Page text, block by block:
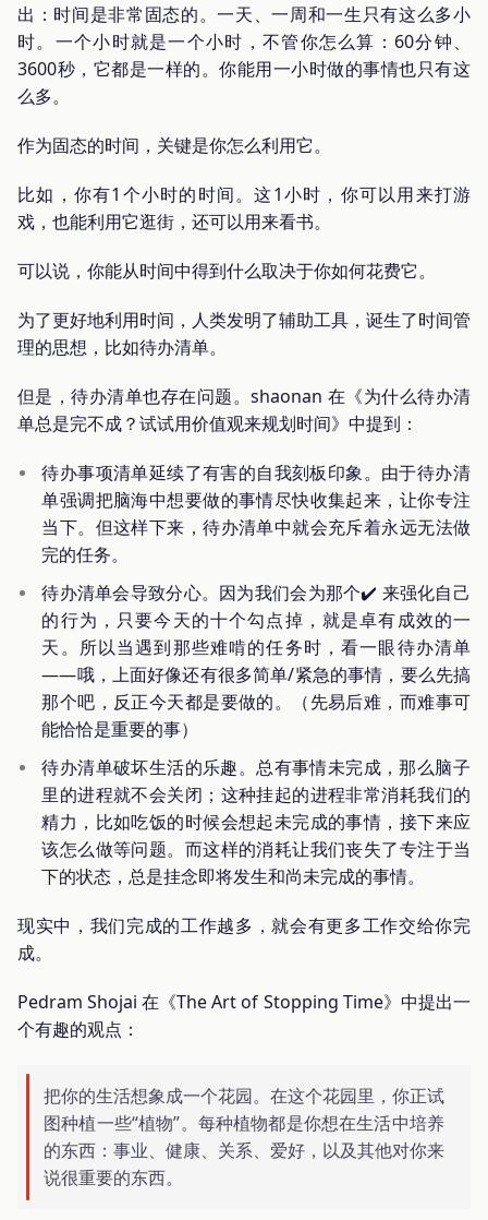
出：时间是非常固态的。一天、一周和一生只有这么多小
时。一个小时就是一个小时，不管你怎么算：60分钟、
3600秒，它都是一样的。你能用一小时做的事情也只有这
么多。
作为固态的时间，关键是你怎么利用它。
比如，你有1个小时的时间。这1小时，你可以用来打游
戏，也能利用它逛街，还可以用来看书。
可以说，你能从时间中得到什么取决于你如何花费它。
为了更好地利用时间，人类发明了辅助工具，诞生了时间管
理的思想，比如待办清单。
但是，待办清单也存在问题。shaonan 在《为什么待办清
单总是完不成？试试用价值观来规划时间》中提到：
待办事项清单延续了有害的自我刻板印象。由于待办清
单强调把脑海中想要做的事情尽快收集起来，让你专注
当下。但这样下来，待办清单中就会充斥着永远无法做
完的任务。
待办清单会导致分心。因为我们会为那个✔️ 来强化自己
的行为，只要今天的十个勾点掉，就是卓有成效的一
天。所以当遇到那些难啃的任务时，看一眼待办清单
——哦，上面好像还有很多简单/紧急的事情，要么先搞
那个吧，反正今天都是要做的。（先易后难，而难事可
能恰恰是重要的事）
待办清单破坏生活的乐趣。总有事情未完成，那么脑子
里的进程就不会关闭；这种挂起的进程非常消耗我们的
精力，比如吃饭的时候会想起未完成的事情，接下来应
该怎么做等问题。而这样的消耗让我们丧失了专注于当
下的状态，总是挂念即将发生和尚未完成的事情。
现实中，我们完成的工作越多，就会有更多工作交给你完
成。
Pedram Shojai 在《The Art of Stopping Time》中提出一
个有趣的观点：
把你的生活想象成一个花园。在这个花园里，你正试
图种植一些“植物”。每种植物都是你想在生活中培养
的东西：事业、健康、关系、爱好，以及其他对你来
说很重要的东西。